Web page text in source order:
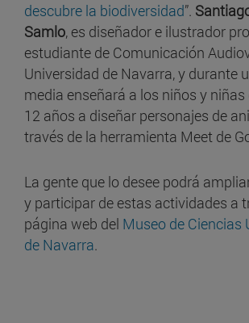
descubre la biodiversidad”.
Samlo, es diseñador e ilustrador
estudiante de Comunicación
Universidad de Navarra, y durante
media enseñará a los niños y niñas
12 años a diseñar personajes de
través de la herramienta Meet de
La gente que lo desee podrá
y participar de estas actividades a
página web del Museo de Ciencias
de Navarra.